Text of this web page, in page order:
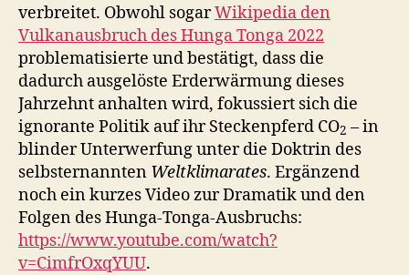
verbreitet. Obwohl sogarWikipedia den
Vulkanausbruch des Hunga Tonga 2022
problematisierte und bestätigt, dass die
dadurch ausgelöste Erderwärmung dieses
Jahrzehnt anhalten wird, fokussiert sich die
ignorante Politik auf ihr Steckenpferd CO2 – in
blinder Unterwerfung unter die Doktrin des
selbsternannten Weltklimarates. Ergänzend
noch ein kurzes Video zur Dramatik und den
Folgen des Hunga-Tonga-Ausbruchs:
https://www.youtube.com/watch?
v=CimfrOxqYUU.